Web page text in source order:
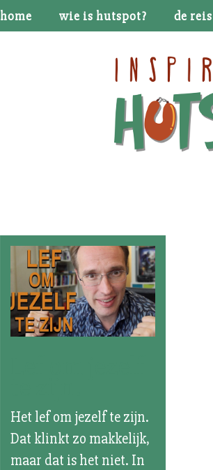
home wie is hutspot? de reis
Het lef om jezelf te zijn.
Dat klinkt zo makkelijk,
maar dat is het niet. In